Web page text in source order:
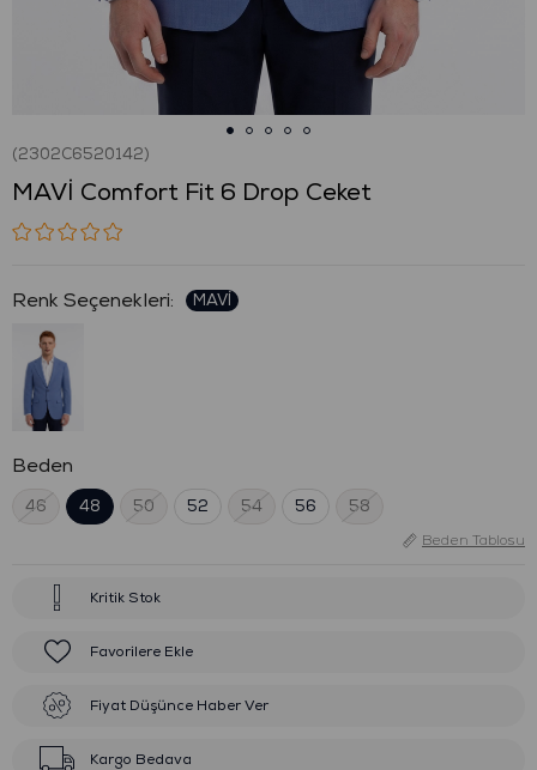
(2302C6520142)
MAVİ Comfort Fit 6 Drop Ceket
:
Beden
46 48 50 52 54 56 58
Beden Tablosu
Kritik Stok
Favorilere Ekle
Fiyat Düşünce Haber Ver
Kargo Bedava